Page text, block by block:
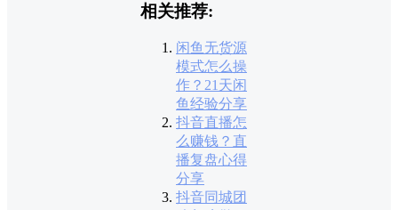
相关推荐:
闲鱼无货源
模式怎么操
作？21天闲
鱼经验分享
抖音直播怎
么赚钱？直
播复盘心得
分享
抖音同城团